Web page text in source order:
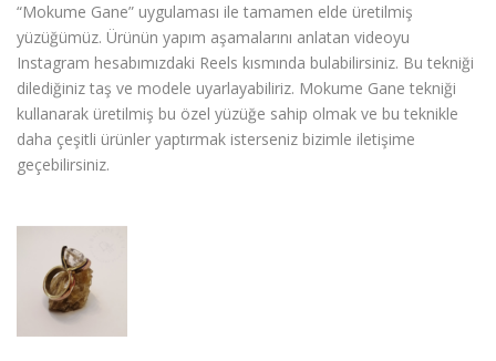
“Mokume Gane” uygulaması ile tamamen elde üretilmiş
yüzüğümüz. Ürünün yapım aşamalarını anlatan videoyu
Instagram hesabımızdaki Reels kısmında bulabilirsiniz. Bu tekniği
dilediğiniz taş ve modele uyarlayabiliriz. Mokume Gane tekniği
kullanarak üretilmiş bu özel yüzüğe sahip olmak ve bu teknikle
daha çeşitli ürünler yaptırmak isterseniz bizimle iletişime
geçebilirsiniz.